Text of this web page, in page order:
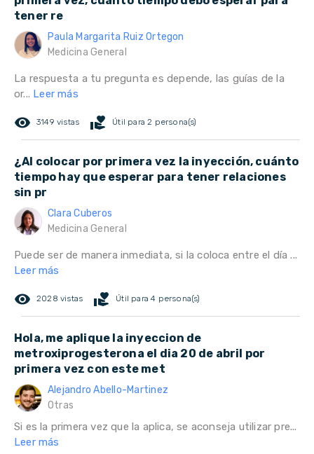
tener re
Paula Margarita Ruiz Ortegon
Medicina General
La respuesta a tu pregunta es depende, las guías de la
or... Leer más
remove_red_eye 3149 vistas volunteer_activism Útil para 2 persona(s)
¿Al colocar por primera vez la inyección, cuánto
tiempo hay que esperar para tener relaciones
sin pr
Clara Cuberos
Medicina General
Puede ser de manera inmediata, si la coloca entre el día ...
Leer más
remove_red_eye 2028 vistas volunteer_activism Útil para 4 persona(s)
Hola, me aplique la inyeccion de
metroxiprogesterona el dia 20 de abril por
primera vez con este met
Alejandro Abello-Martinez
Otras
Si es la primera vez que la aplica, se aconseja utilizar pre...
Leer más